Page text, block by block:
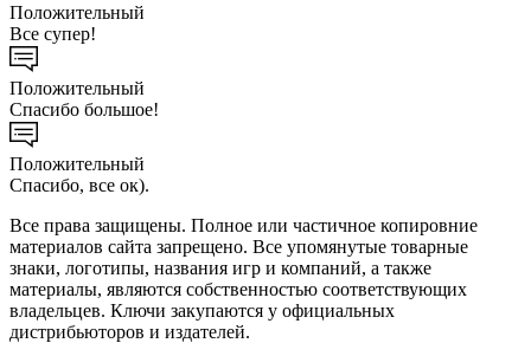
Положительный
Все супер!
Положительный
Спасибо большое!
Положительный
Спасибо, все ок).
Все права защищены. Полное или частичное копировние
материалов сайта запрещено. Все упомянутые товарные
знаки, логотипы, названия игр и компаний, а также
материалы, являются собственностью соответствующих
владельцев. Ключи закупаются у официальных
дистрибьюторов и издателей.